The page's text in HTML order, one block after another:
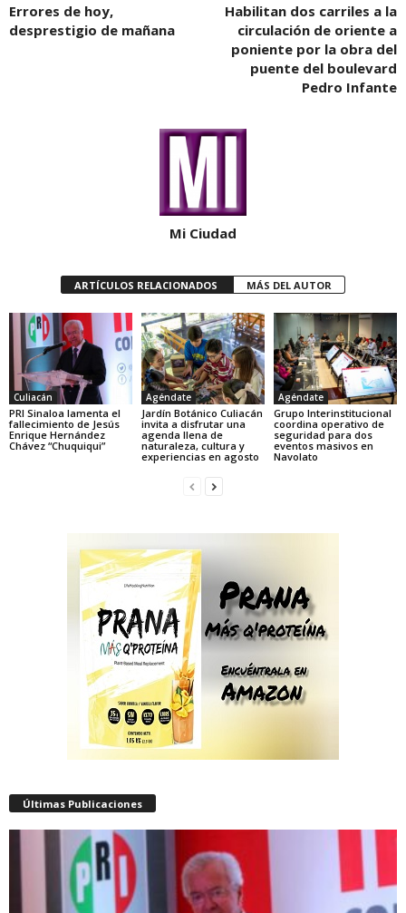
Errores de hoy,
desprestigio de mañana
Habilitan dos carriles a la
circulación de oriente a
poniente por la obra del
puente del boulevard
Pedro Infante
Mi Ciudad
ARTÍCULOS RELACIONADOS MÁS DEL AUTOR
Culiacán
PRI Sinaloa lamenta el
fallecimiento de Jesús
Enrique Hernández
Chávez “Chuquiqui”
Agéndate
Jardín Botánico Culiacán
invita a disfrutar una
agenda llena de
naturaleza, cultura y
experiencias en agosto
Agéndate
Grupo Interinstitucional
coordina operativo de
seguridad para dos
eventos masivos en
Navolato
Últimas Publicaciones